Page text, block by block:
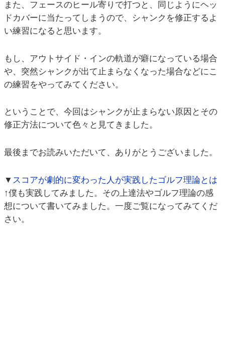
また、フェースのヒール寄りで打つと、同じようにヘッ
ドカバーに当たってしまうので、シャンクを修正するよ
い練習になると思います。
もし、アウトサイド・インの軌道が癖になっている場合
や、突然シャンクが出て止まらなくなった場合などにこ
の練習をやってみてください。
ということで、今回はシャンクが止まらない原因とその
修正方法について色々と見てきました。
最後までお読みいただいて、ありがとうございました。
▼ スコアが劇的に変わった人が実践したゴルフ理論とは
↑僕も実践してみました。その上達法やゴルフ理論の感
想について書いてみました。一度ご覧になってみてくだ
さい。